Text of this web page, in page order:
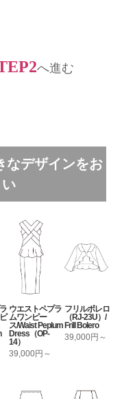
へ進む
デザインをお
ウエストペプラ
ムワンピー
ス/Waist Peplum
Dress（OP-
14）
39,000円～
フリルボレロ
（RJ-23U）/
Frill Bolero
39,000円～